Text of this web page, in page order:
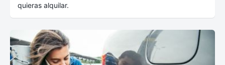
quieras alquilar.